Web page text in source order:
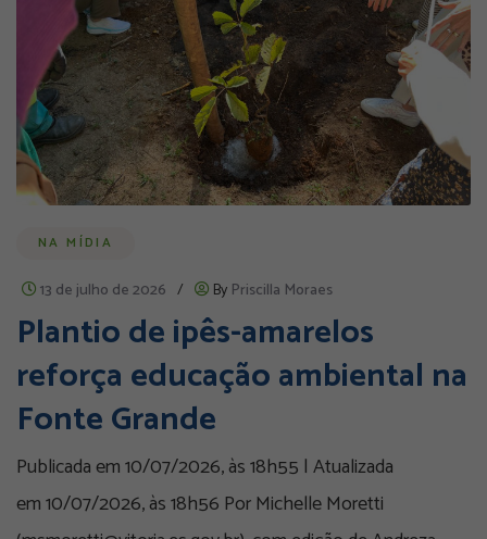
NA MÍDIA
13 de julho de 2026 / By Priscilla Moraes
Plantio de ipês-amarelos
reforça educação ambiental na
Fonte Grande
Publicada em 10/07/2026, às 18h55 | Atualizada
em 10/07/2026, às 18h56 Por Michelle Moretti